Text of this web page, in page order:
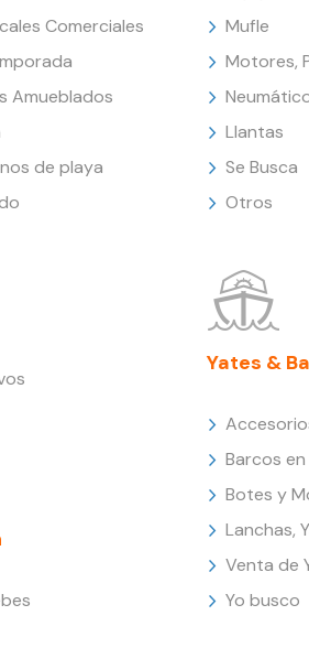
Comerciales
Amueblados
de playa
Mufle
Motores,
Llantas
Se Busca
Otros
Yates &
Barcos
Botes y
Lanchas,
Venta de
Yo busco